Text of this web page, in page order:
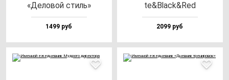
«Дело­вой стиль»
1499 руб
te&Black&Red
2099 руб